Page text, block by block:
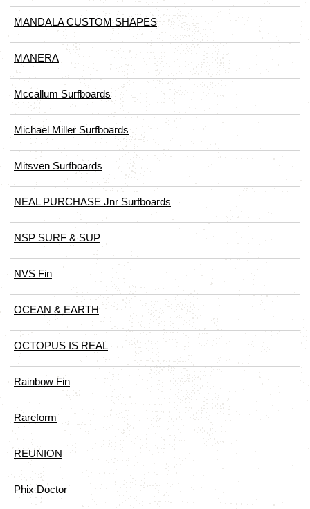
MANDALA CUSTOM SHAPES
MANERA
Mccallum Surfboards
Michael Miller Surfboards
Mitsven Surfboards
NEAL PURCHASE Jnr Surfboards
NSP SURF & SUP
NVS Fin
OCEAN & EARTH
OCTOPUS IS REAL
Rainbow Fin
Rareform
REUNION
Phix Doctor